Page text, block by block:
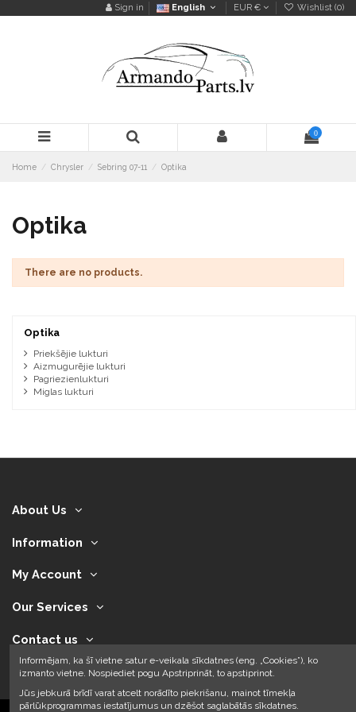
Sign in English EUR € Wishlist (0)
0
Home Chrysler Sebring 07-11 Optika
Optika
There are no products.
Optika
Priekšējie lukturi
Aizmugurējie lukturi
Pagriezienlukturi
Miglas lukturi
About Us
Information
My Account
Our Services
Contact us
Informējam, ka šī vietne satur e-veikala sīkdatnes (eng. „Cookies”), ko
izmanto vietne. Nospiediet pogu Apstriprināt, to apstiprinot.
Jūs jebkurā brīdī varat atcelt norādīto piekrišanu, mainot tīmekļa
pārlūkprogrammas iestatījumus un dzēšot saglabātās sīkdatnes.